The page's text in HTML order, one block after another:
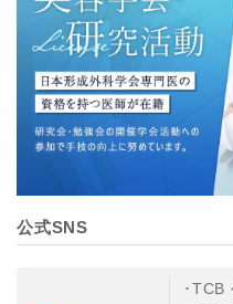
TCBグループは、取り
に蓄積・保管し、当該
失・破壊・改ざんおよび
つ適切な組織的・人的・
ます。
【個人情報の共同利用に
TCBグループは、【利用
得情報を共同して利用す
なお、共同利用にあたっ
す。
一般社団法人メディカル
公式SNS
TCB